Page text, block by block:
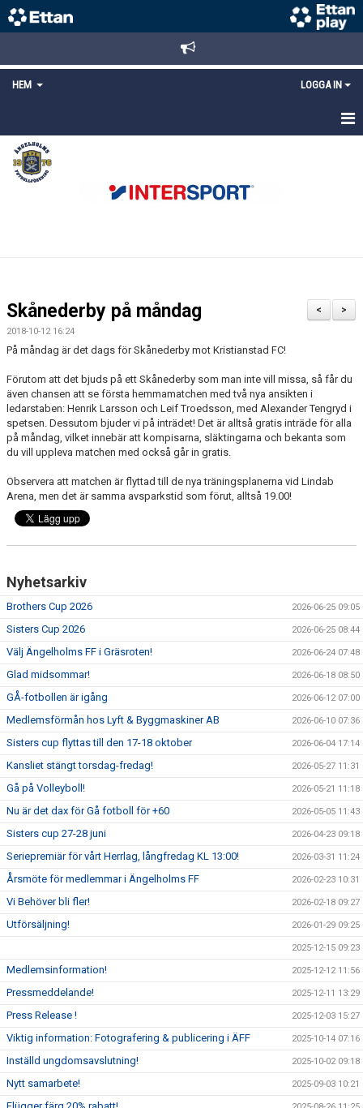
HEM LOGGA IN
STARTSIDA
NYHETER
LÄNKAR
MEDLEMS OCH TRÄNINGSAVGIFTER
>
<
Skånederby på måndag
2018-10-12 16:24
På måndag är det dags för Skånederby mot Kristianstad FC!
Förutom att det bjuds på ett Skånederby som man inte vill missa, så får du
även chansen att se första hemmamatchen med två nya ansikten i
ledarstaben: Henrik Larsson och Leif Troedsson, med Alexander Tengryd i
spetsen. Dessutom bjuder vi på inträdet! Det är alltså gratis inträde för alla
på måndag, vilket innebär att kompisarna, släktingarna och bekanta som
du vill uppleva matchen med också går in gratis.
Observera att matchen är flyttad till de nya träningsplanerna vid Lindab
Arena, men det är samma avsparkstid som förut, alltså 19.00!
Nyhetsarkiv
Brothers Cup 2026 2026-06-25 09:05
Sisters Cup 2026 2026-06-25 08:44
Välj Ängelholms FF i Gräsroten! 2026-06-24 07:48
Glad midsommar! 2026-06-18 08:50
GÅ-fotbollen är igång 2026-06-12 07:00
Medlemsförmån hos Lyft & Byggmaskiner AB 2026-06-10 07:36
Sisters cup flyttas till den 17-18 oktober 2026-06-04 17:14
Kansliet stängt torsdag-fredag! 2026-05-27 11:31
Gå på Volleyboll! 2026-05-21 11:18
Nu är det dax för Gå fotboll för +60 2026-05-05 11:43
Sisters cup 27-28 juni 2026-04-23 09:18
Seriepremiär för vårt Herrlag, långfredag KL 13:00! 2026-03-31 11:24
Årsmöte för medlemmar i Ängelholms FF 2026-02-23 10:31
Vi Behöver bli fler! 2026-02-18 09:27
Utförsäljning! 2026-01-29 09:25
2025-12-15 09:23
Medlemsinformation! 2025-12-12 11:56
Pressmeddelande! 2025-12-11 13:29
Press Release ! 2025-12-03 15:27
Viktig information: Fotografering & publicering i ÄFF 2025-10-14 07:16
Inställd ungdomsavslutning! 2025-10-02 09:18
Nytt samarbete! 2025-09-03 10:21